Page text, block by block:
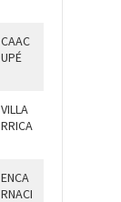
CAAC
UPÉ
VILLA
RRICA
ENCA
RNACI